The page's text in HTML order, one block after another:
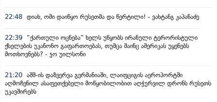
22:48 დიახ, ომი დაიწყო რუსეთმა და წერტილი! - ვახტანგ კაპანაძე
22:39
“ქართული ოცნება” ხელს უწყობს ირანული ტერორისტული
ქსელების უკანონო გაფართოებას, თუმცა მაინც ამერიკას უყენებს
მოთხოვნებს? - ჯო უილსონი
21:20 აშშ-ის დაზვერვა გერმანიაში, ლაიფციგის აეროპორტში
აღმოჩენილ ასაფეთქებელი მოწყობილობით აღჭურვილ დრონს რუსეთს
უკავშირებს